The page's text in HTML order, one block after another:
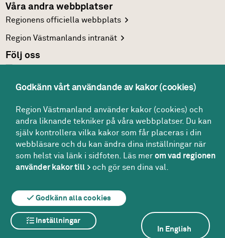
Våra andra webbplatser
Regionens officiellawebbplats
Region Västmanlandsintranät
Följ oss
LinkedIn
Twitter
Youtube
Om webbplatsen Om kakor
Godkänn vårt användande av kakor (cookies)
Region Västmanland använder kakor (cookies) och
andra liknande tekniker på våra webbplatser. Du kan
själv kontrollera vilka kakor som får placeras i din
webbläsare och du kan ändra dina inställningar när
som helst via länk i sidfoten. Läs merom vad regionen
använder kakor till
och gör sen dina val.
Godkänn alla cookies
Inställningar
In English